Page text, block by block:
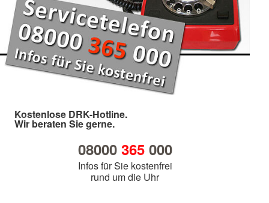
Kostenlose DRK-Hotline.
Wir beraten Sie gerne.
08000 365000
Infos für Sie kostenfrei
rund um die Uhr